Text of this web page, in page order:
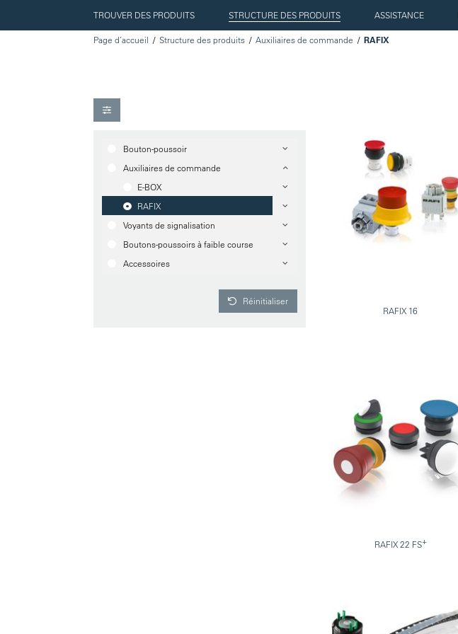
TROUVER DES PRODUITS STRUCTURE DES PRODUITS ASSISTANCE
Page d’accueil Structure des produits Auxiliaires de commande RAFIX
Bouton-poussoir
Auxiliaires de commande
E-BOX
RAFIX
Voyants de signalisation
Boutons-poussoirs à faible course
Accessoires
Réinitialiser
RAFIX 16
RAFIX 22 FS+